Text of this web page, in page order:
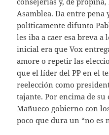
Asamblea. Da entre
políticamente difunto
les iba a caer esa breva
inicial era que Vox
amore o repetir las
que el líder del PP en el
reelección como
tajante. Por encima de
Mañueco gobierno con
poco que dura un “no es